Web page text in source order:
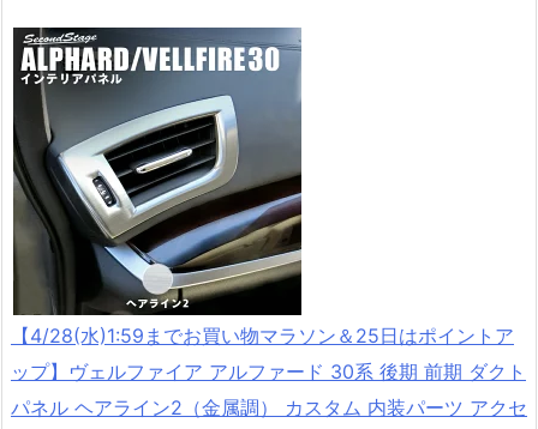
【4/28(水)1:59までお買い物マラソン＆25日はポイントア
ップ】ヴェルファイア アルファード 30系 後期 前期 ダクト
パネル ヘアライン2（金属調） カスタム 内装パーツ アクセ